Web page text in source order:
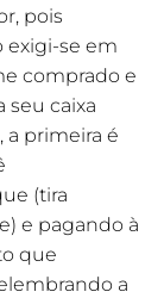
pois
exigi-se em
comprado e
seu caixa
a primeira é
(tira
e pagando à
que
a